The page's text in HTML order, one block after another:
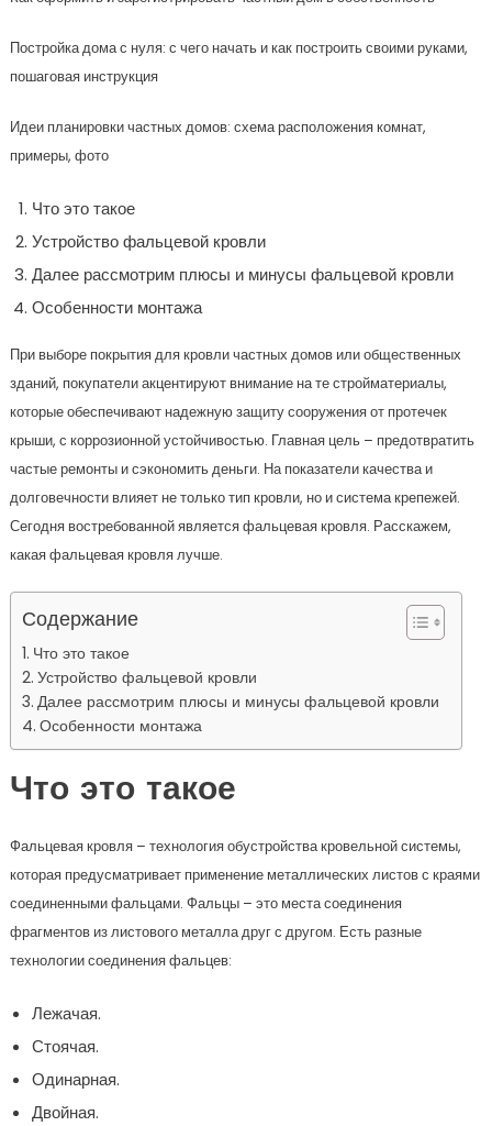
Постройка дома с нуля: с чего начать и как построить своими руками,
пошаговая инструкция
Идеи планировки частных домов: схема расположения комнат,
примеры, фото
Что это такое
Устройство фальцевой кровли
Далее рассмотрим плюсы и минусы фальцевой кровли
Особенности монтажа
При выборе покрытия для кровли частных домов или общественных
зданий, покупатели акцентируют внимание на те стройматериалы,
которые обеспечивают надежную защиту сооружения от протечек
крыши, с коррозионной устойчивостью. Главная цель – предотвратить
частые ремонты и сэкономить деньги. На показатели качества и
долговечности влияет не только тип кровли, но и система крепежей.
Сегодня востребованной является фальцевая кровля. Расскажем,
какая фальцевая кровля лучше.
Содержание
Что это такое
Устройство фальцевой кровли
Далее рассмотрим плюсы и минусы фальцевой кровли
Особенности монтажа
Что это такое
Фальцевая кровля – технология обустройства кровельной системы,
которая предусматривает применение металлических листов с краями
соединенными фальцами. Фальцы – это места соединения
фрагментов из листового металла друг с другом. Есть разные
технологии соединения фальцев:
Лежачая.
Стоячая.
Одинарная.
Двойная.